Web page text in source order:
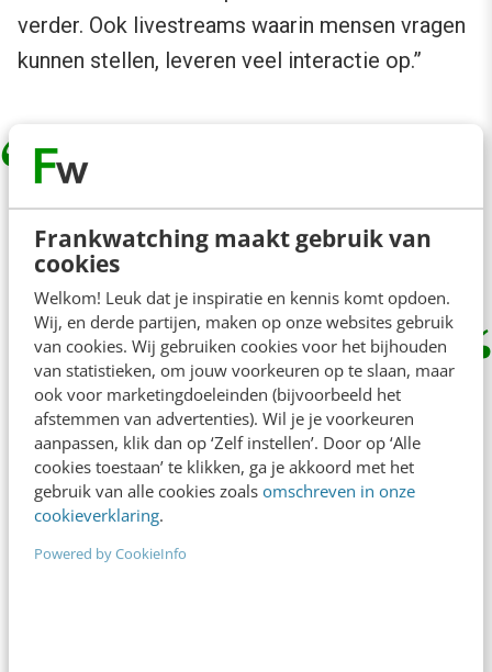
Frankwatching maakt gebruik van
cookies
Welkom! Leuk dat je inspiratie en kennis komt opdoen.
Wij, en derde partijen, maken op onze websites gebruik
van cookies. Wij gebruiken cookies voor het bijhouden
van statistieken, om jouw voorkeuren op te slaan, maar
ook voor marketingdoeleinden (bijvoorbeeld het
afstemmen van advertenties). Wil je je voorkeuren
aanpassen, klik dan op ‘Zelf instellen’. Door op ‘Alle
cookies toestaan’ te klikken, ga je akkoord met het
gebruik van alle cookies zoals omschreven in onze
cookieverklaring.
Powered by CookieInfo
verder. Ook livestreams waarin mensen vragen
kunnen stellen, leveren veel interactie op.”
Not everything that counts, can be
counted, counts.
Meten is weten
Relevante content levert harde resultaten op.
Dit meet ABN AMRO door onderzoek te doen
naar deShare of Voice
(via merkonderzoek bij mensen die wel en